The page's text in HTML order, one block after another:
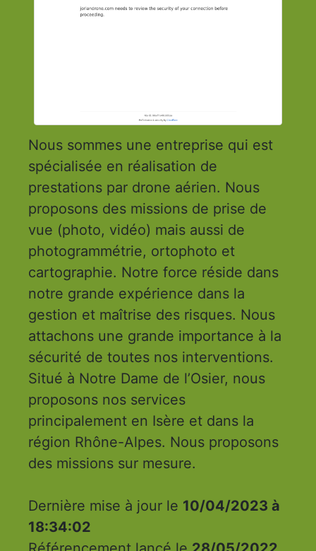
Nous sommes une entreprise qui est
spécialisée en réalisation de
prestations par drone aérien. Nous
proposons des missions de prise de
vue (photo, vidéo) mais aussi de
photogrammétrie, ortophoto et
cartographie. Notre force réside dans
notre grande expérience dans la
gestion et maîtrise des risques. Nous
attachons une grande importance à la
sécurité de toutes nos interventions.
Situé à Notre Dame de l’Osier, nous
proposons nos services
principalement en Isère et dans la
région Rhône-Alpes. Nous proposons
des missions sur mesure.
Dernière mise à jour le 10/04/2023 à
18:34:02